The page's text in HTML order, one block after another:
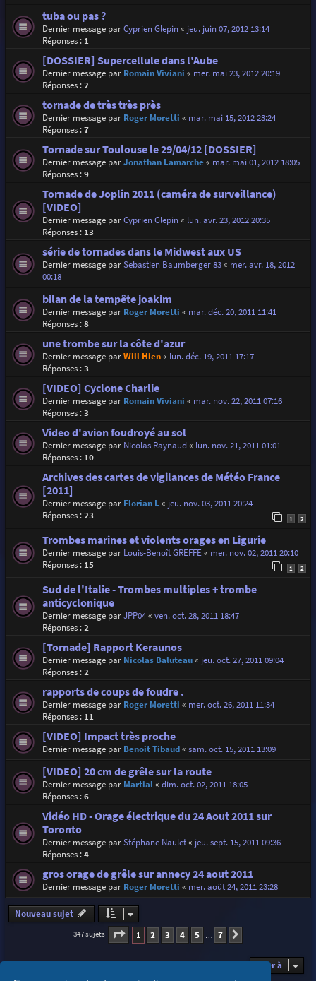
tuba ou pas ?
Dernier message parCyprien Glepin« jeu. juin 07, 2012 13:14
Réponses : 1
[DOSSIER] Supercellule dans l'Aube
Dernier message par Romain Viviani « mer. mai 23, 2012 20:19
Réponses :2
tornade de très très près
Dernier message par Roger Moretti « mar. mai 15, 2012 23:24
Réponses :7
Tornade sur Toulouse le 29/04/12 [DOSSIER]
Dernier message parJonathan Lamarche« mar. mai 01, 2012 18:05
Réponses :9
Tornade de Joplin 2011 (caméra de surveillance)
[VIDEO]
Dernier message parCyprien Glepin« lun. avr. 23, 2012 20:35
Réponses : 13
série de tornades dans le Midwest aux US
Dernier message parSebastien Baumberger 83« mer. avr. 18, 2012
00:18
bilan de la tempête joakim
Dernier message par Roger Moretti « mar. déc. 20, 2011 11:41
Réponses :8
une trombe sur la côte d'azur
Dernier message parWill Hien« lun. déc. 19, 2011 17:17
Réponses :3
[VIDEO] Cyclone Charlie
Dernier message par Romain Viviani « mar. nov. 22, 2011 07:16
Réponses :3
Video d'avion foudroyé au sol
Dernier message par Nicolas Raynaud« lun. nov. 21, 2011 01:01
Réponses : 10
Archives des cartes de vigilances de Météo France
[2011]
Dernier message par Florian L« jeu. nov. 03, 2011 20:24
Réponses :23 1 2
Trombes marines et violents orages en Ligurie
Dernier message par Louis-Benoît GREFFE« mer. nov. 02, 2011 20:10
Réponses : 15 1 2
Sud de l'Italie - Trombes multiples + trombe
anticyclonique
Dernier message parJPP04« ven. oct. 28, 2011 18:47
Réponses :2
[Tornade] Rapport Keraunos
Dernier message par Nicolas Baluteau« jeu. oct. 27, 2011 09:04
Réponses :2
rapports de coups de foudre .
Dernier message par Roger Moretti « mer. oct. 26, 2011 11:34
Réponses : 11
[VIDEO] Impact très proche
Dernier message par Benoit Tibaud« sam. oct. 15, 2011 13:09
[VIDEO] 20 cm de grêle sur la route
Dernier message par Martial« dim. oct. 02, 2011 18:05
Réponses :6
Vidéo HD - Orage électrique du 24 Aout 2011 sur
Toronto
Dernier message parStéphane Naulet« jeu. sept. 15, 2011 09:36
Réponses :4
gros orage de grêle sur annecy 24 aout 2011
Dernier message par Roger Moretti « mer. août 24, 2011 23:28
Nouveau sujet
347 sujets Page 1sur
1 2 3 4 5 … 7
Aller à